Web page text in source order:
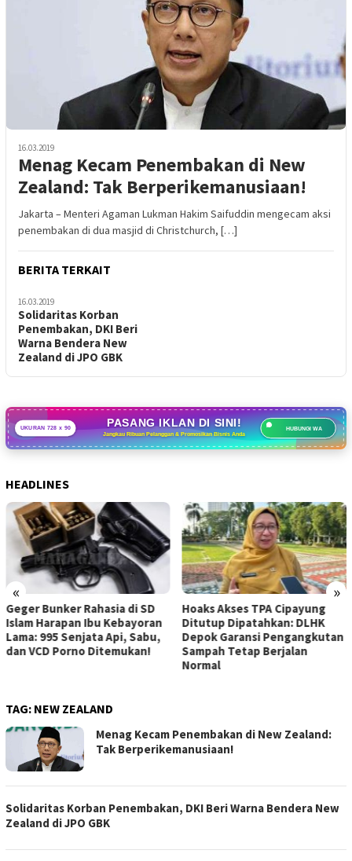
16.03.2019
Menag Kecam Penembakan di New
Zealand: Tak Berperikemanusiaan!
Jakarta – Menteri Agaman Lukman Hakim Saifuddin mengecam aksi
penembakan di dua masjid di Christchurch, […]
BERITA TERKAIT
16.03.2019
Solidaritas Korban
Penembakan, DKI Beri
Warna Bendera New
Zealand di JPO GBK
UKURAN 728 x 90 PASANG IKLAN DI SINI!
Jangkau Ribuan Pelanggan & Promosikan Bisnis Anda
HUBUNGI WA
HEADLINES
« »
Geger Bunker Rahasia di SD
Islam Harapan Ibu Kebayoran
Lama: 995 Senjata Api, Sabu,
dan VCD Porno Ditemukan!
Hoaks Akses TPA Cipayung
Ditutup Dipatahkan: DLHK
Depok Garansi Pengangkutan
Sampah Tetap Berjalan
Normal
TAG: NEW ZEALAND
Menag Kecam Penembakan di New Zealand:
Tak Berperikemanusiaan!
Solidaritas Korban Penembakan, DKI Beri Warna Bendera New
Zealand di JPO GBK